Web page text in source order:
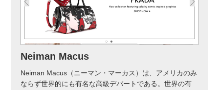
Neiman Macus
Neiman Macus（ニーマン・マーカス）は、アメリカのみ
ならず世界的にも有名な高級デパートである。世界の有